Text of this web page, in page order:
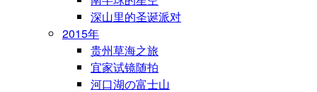
深山里的圣诞派对
2015年
贵州草海之旅
宜家试镜随拍
河口湖の富士山